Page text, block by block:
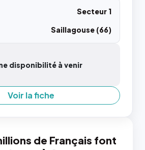
Secteur 1
Saillagouse (66)
disponibilité à venir
Voir la fiche
de Français font